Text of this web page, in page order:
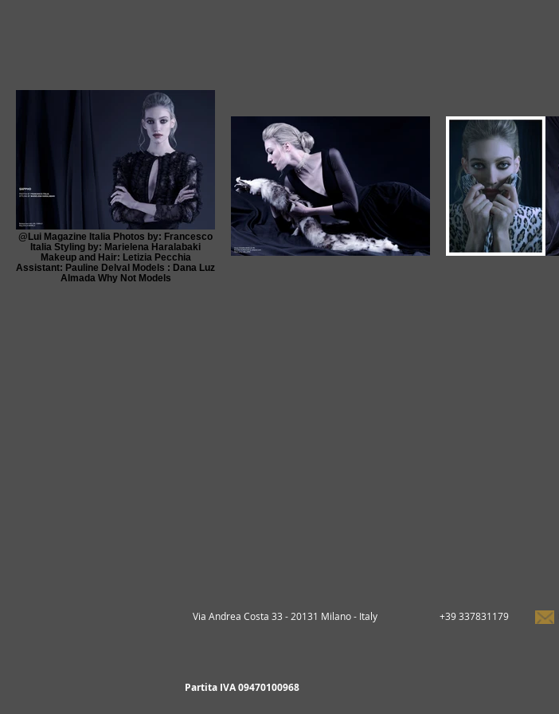
@Lui Magazine Italia Photos by: Francesco
Italia Styling by: Marielena Haralabaki
Makeup and Hair: Letizia Pecchia
Assistant: Pauline Delval Models : Dana Luz
Almada Why Not Models
Via Andrea Costa 33 - 20131 Milano - Italy +39 337831179
Partita IVA 09470100968